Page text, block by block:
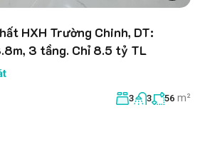
HXH Trường Chinh, DT:
3 tầng. Chỉ 8.5 tỷ TL
3 3 56 m²